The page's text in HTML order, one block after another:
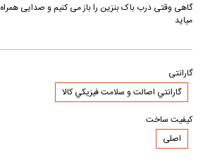
گاهی وقتی درب باک بنزین را باز می کنیم و صدایی همراه
میاید
گارانتی
گارانتي اصالت و سلامت فيزيکي کالا
کیفیت ساخت
اصلی